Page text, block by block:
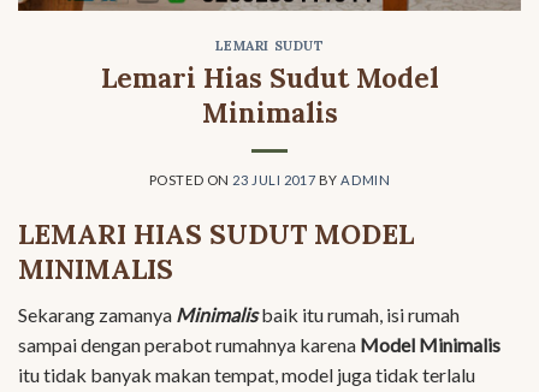
LEMARI SUDUT
Lemari Hias Sudut Model
Minimalis
POSTED ON 23 JULI 2017 BYADMIN
LEMARI HIAS SUDUT MODEL
MINIMALIS
Sekarang zamanya Minimalisbaik itu rumah, isi rumah
sampai dengan perabot rumahnya karena Model Minimalis
itu tidak banyak makan tempat, model juga tidak terlalu